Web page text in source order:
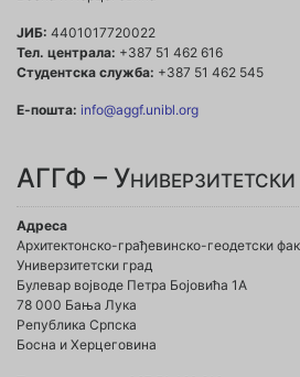
ЈИБ: 4401017720022
Тел. централа: +387 51 462 616
Студентска служба: +387 51 462 545
Е-пошта: info@aggf.unibl.org
АГГФ – Универзитетски
Адреса
Архитектонско-грађевинско-геодетски
Универзитетски град
Булевар војводе Петра Бојовића 1A
78 000 Бања Лука
Република Српска
Босна и Херцеговина